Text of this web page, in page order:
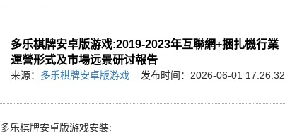
多乐棋牌安卓版游戏:2019-2023年互聯網+捆扎機行業
運營形式及市場远景研讨報告
来源： 多乐棋牌安卓版游戏发布时间：2026-06-01 17:26:32
多乐棋牌安卓版游戏安装: